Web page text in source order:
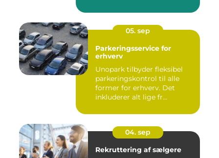
05. sep
Parkeringsservice for
erhverv
Unopark tilbyder fleksibel
parkeringskontrol til alle
former for erhverv. Det
inkluderer alt lige fr...
04. sep
Rekruttering af sælgere